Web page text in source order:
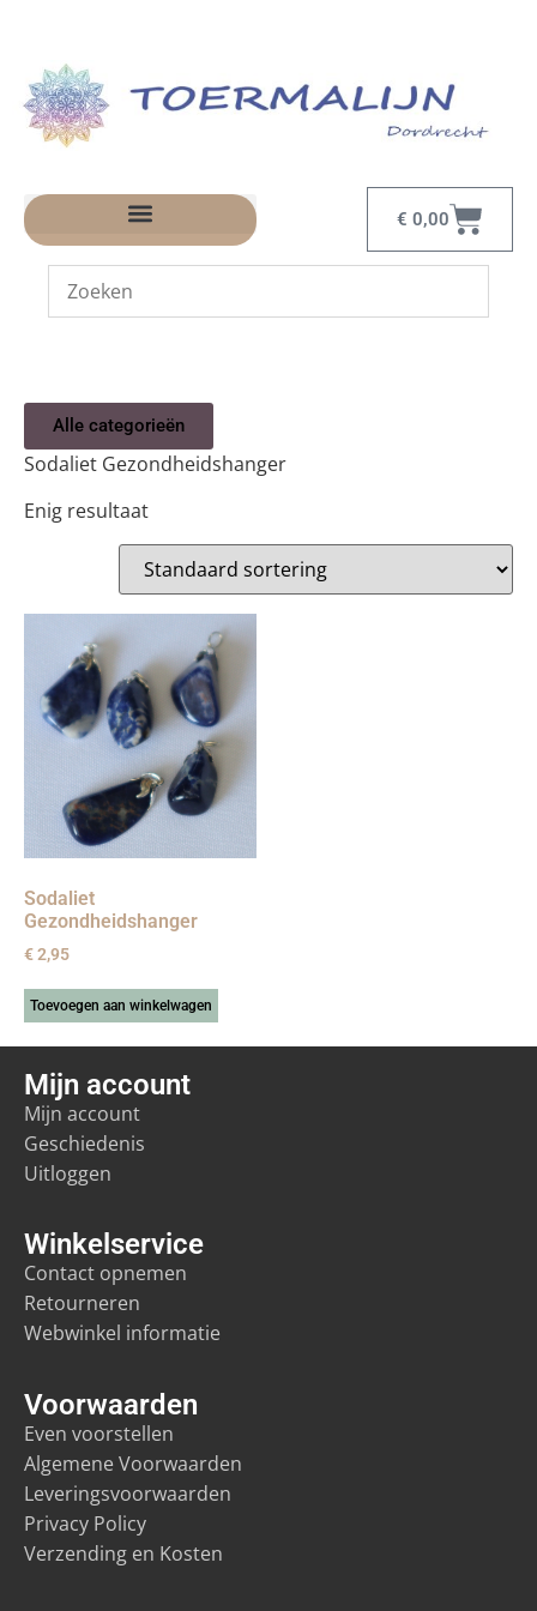
€ 0,00
Alle categorieën
Sodaliet Gezondheidshanger
Enig resultaat
Sodaliet
Gezondheidshanger
€2,95
Toevoegen aan winkelwagen
Voorwaarden
Even voorstellen
Algemene Voorwaarden
Leveringsvoorwaarden
Privacy Policy
Verzending en Kosten
Winkelservice
Contact opnemen
Retourneren
Webwinkel informatie
Mijn account
Mijn account
Geschiedenis
Uitloggen